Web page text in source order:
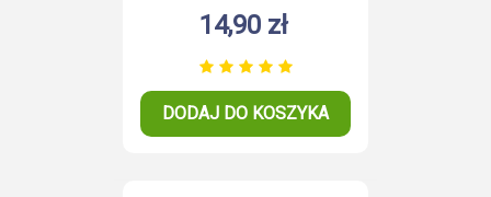
królikiem duoproteina
400g
14,90 zł
DODAJ DO KOSZYKA